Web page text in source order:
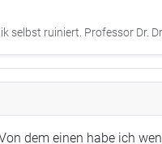
ruiniert. Professor Dr.
dem einen habe ich